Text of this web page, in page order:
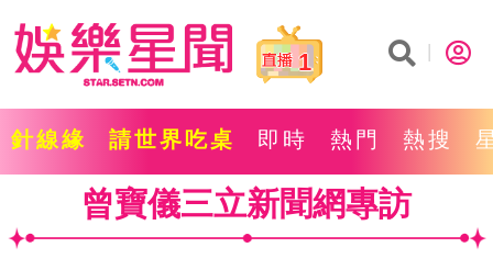
1
針線緣 請世界吃桌 即時 熱門 熱搜
曾寶儀三立新聞網專訪